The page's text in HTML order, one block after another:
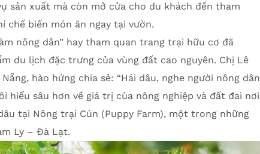
sản xuất mà còn mở cửa cho du khách đến tham
chế biến món ăn ngay tại vườn.
nông dân” hay tham quan trang trại hữu cơ đã
du lịch đặc trưng của vùng đất cao nguyên. Chị Lê
hào hứng chia sẻ: “Hái dâu, nghe người nông dân
hiểu sâu hơn về giá trị của nông nghiệp và đất đai nơi
tại Nông trại Cún (Puppy Farm), một trong những
Ly – Đà Lạt.